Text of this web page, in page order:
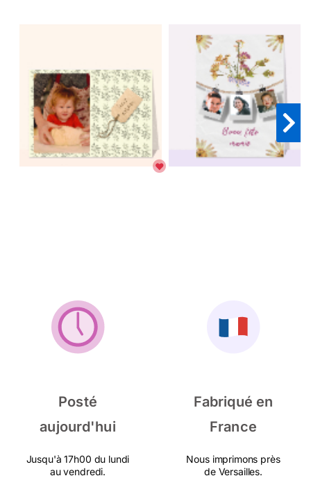
Posté
aujourd'hui
Jusqu'à 17h00 du lundi
au vendredi.
Fabriqué en
France
Nous imprimons près
de Versailles.